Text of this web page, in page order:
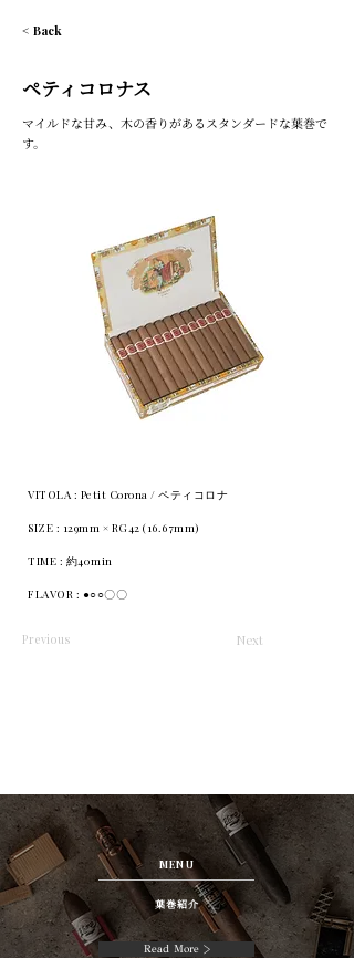
< Back
ペティコロナス
マイルドな甘み、木の香りがあるスタンダードな葉巻で
す。
VITOLA : Petit Corona / ペティコロナ
SIZE : 129mm × RG42 (16.67mm)
TIME : 約40min
FLAVOR : ●○○〇〇
Previous Next
MENU
葉巻紹介
Read More >